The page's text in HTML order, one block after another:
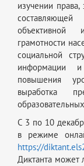
изучении
составляющей
грамотности
социальной
информации
повышения
выработка
С 3 по 10
в режиме
https://
Диктанта может